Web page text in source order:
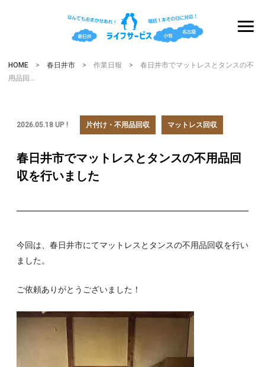
HOME > 春日井市 > 作業日報 > 春日井市でマットレスとタンスの不
用品回…
2026.05.18 UP ! 片付け・不用品回収 マットレス回収
春日井市でマットレスとタンスの不用品回
収を行いました
今回は、春日井市にてマットレスとタンスの不用品回収を行い
ました。
ご依頼ありがとうございました！